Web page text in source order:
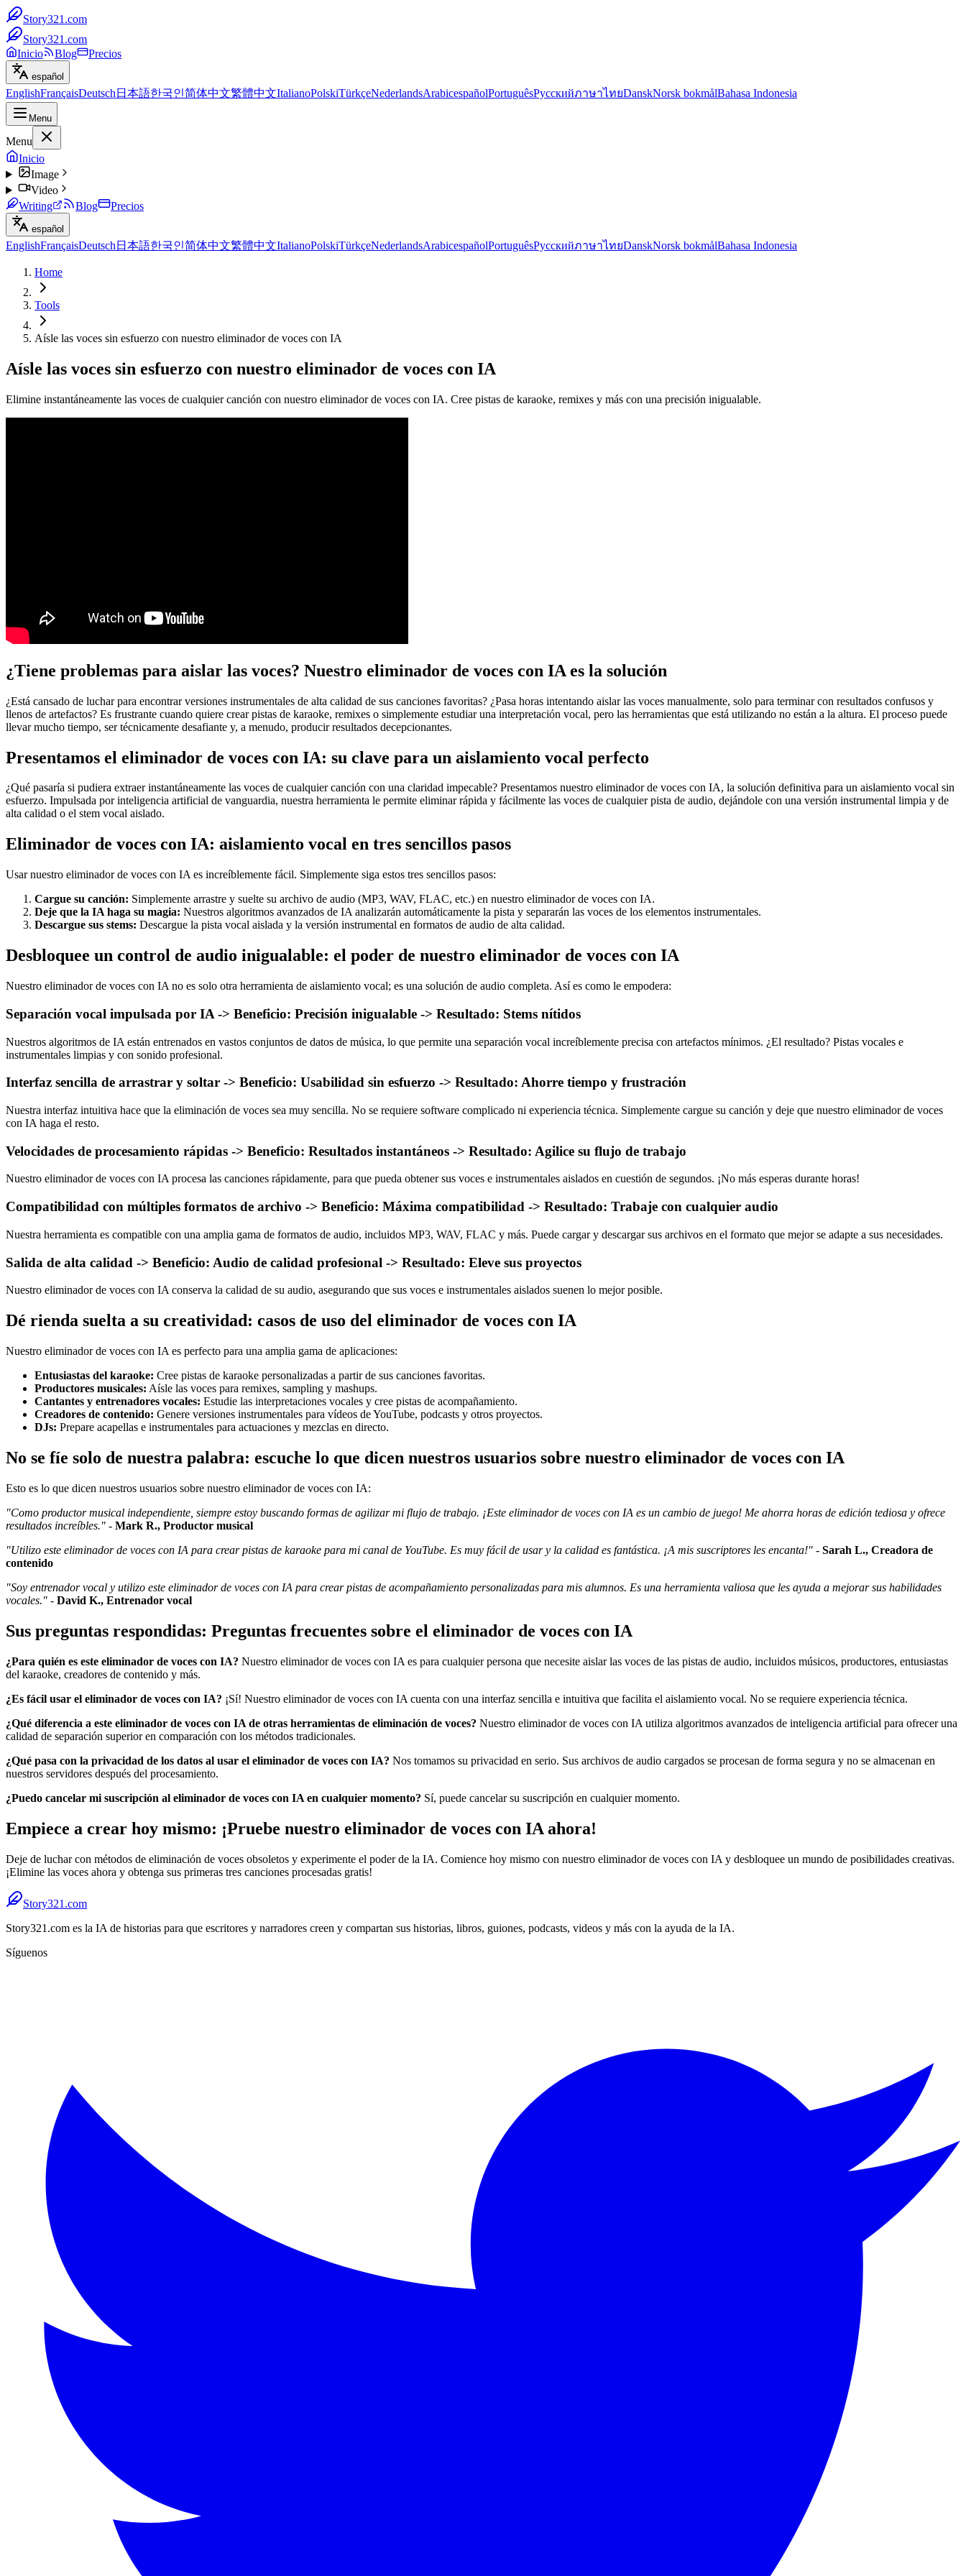
Story321.com
Story321.com
Inicio
Blog Precios
español
EnglishFrançaisDeutsch 日本語한국인简体中文繁體中文ItalianoPolskiTürkçeNederlandsArabicespañolPortuguêsРусскийภาษาไทยDanskNorsk bokmålBahasa Indonesia
Menu
Menu
Inicio
Image
Video
Writing
Blog Precios
español
EnglishFrançaisDeutsch 日本語한국인简体中文繁體中文ItalianoPolskiTürkçeNederlandsArabicespañolPortuguêsРусскийภาษาไทยDanskNorsk bokmålBahasa Indonesia
Home
Tools
Aísle las voces sin esfuerzo con nuestro eliminador de voces con IA
Aísle las voces sin esfuerzo con nuestro eliminador de voces con IA
Elimine instantáneamente las voces de cualquier canción con nuestro eliminador de voces con IA. Cree pistas de karaoke, remixes y más con una precisión inigualable.
¿Tiene problemas para aislar las voces? Nuestro eliminador de voces con IA es la solución
¿Está cansado de luchar para encontrar versiones instrumentales de alta calidad de sus canciones favoritas? ¿Pasa horas intentando aislar las voces manualmente, solo para terminar con resultados confusos y
llenos de artefactos? Es frustrante cuando quiere crear pistas de karaoke, remixes o simplemente estudiar una interpretación vocal, pero las herramientas que está utilizando no están a la altura. El proceso puede
llevar mucho tiempo, ser técnicamente desafiante y, a menudo, producir resultados decepcionantes.
Presentamos el eliminador de voces con IA: su clave para un aislamiento vocal perfecto
¿Qué pasaría si pudiera extraer instantáneamente las voces de cualquier canción con una claridad impecable? Presentamos nuestro eliminador de voces con IA, la solución definitiva para un aislamiento vocal sin
esfuerzo. Impulsada por inteligencia artificial de vanguardia, nuestra herramienta le permite eliminar rápida y fácilmente las voces de cualquier pista de audio, dejándole con una versión instrumental limpia y de
alta calidad o el stem vocal aislado.
Eliminador de voces con IA: aislamiento vocal en tres sencillos pasos
Usar nuestro eliminador de voces con IA es increíblemente fácil. Simplemente siga estos tres sencillos pasos:
Cargue su canción: Simplemente arrastre y suelte su archivo de audio (MP3, WAV, FLAC, etc.) en nuestro eliminador de voces con IA.
Deje que la IA haga su magia: Nuestros algoritmos avanzados de IA analizarán automáticamente la pista y separarán las voces de los elementos instrumentales.
Descargue sus stems: Descargue la pista vocal aislada y la versión instrumental en formatos de audio de alta calidad.
Desbloquee un control de audio inigualable: el poder de nuestro eliminador de voces con IA
Nuestro eliminador de voces con IA no es solo otra herramienta de aislamiento vocal; es una solución de audio completa. Así es como le empodera:
Separación vocal impulsada por IA -> Beneficio: Precisión inigualable -> Resultado: Stems nítidos
Nuestros algoritmos de IA están entrenados en vastos conjuntos de datos de música, lo que permite una separación vocal increíblemente precisa con artefactos mínimos. ¿El resultado? Pistas vocales e
instrumentales limpias y con sonido profesional.
Interfaz sencilla de arrastrar y soltar -> Beneficio: Usabilidad sin esfuerzo -> Resultado: Ahorre tiempo y frustración
Nuestra interfaz intuitiva hace que la eliminación de voces sea muy sencilla. No se requiere software complicado ni experiencia técnica. Simplemente cargue su canción y deje que nuestro eliminador de voces
con IA haga el resto.
Velocidades de procesamiento rápidas -> Beneficio: Resultados instantáneos -> Resultado: Agilice su flujo de trabajo
Nuestro eliminador de voces con IA procesa las canciones rápidamente, para que pueda obtener sus voces e instrumentales aislados en cuestión de segundos. ¡No más esperas durante horas!
Compatibilidad con múltiples formatos de archivo -> Beneficio: Máxima compatibilidad -> Resultado: Trabaje con cualquier audio
Nuestra herramienta es compatible con una amplia gama de formatos de audio, incluidos MP3, WAV, FLAC y más. Puede cargar y descargar sus archivos en el formato que mejor se adapte a sus necesidades.
Salida de alta calidad -> Beneficio: Audio de calidad profesional -> Resultado: Eleve sus proyectos
Nuestro eliminador de voces con IA conserva la calidad de su audio, asegurando que sus voces e instrumentales aislados suenen lo mejor posible.
Dé rienda suelta a su creatividad: casos de uso del eliminador de voces con IA
Nuestro eliminador de voces con IA es perfecto para una amplia gama de aplicaciones:
Entusiastas del karaoke: Cree pistas de karaoke personalizadas a partir de sus canciones favoritas.
Productores musicales: Aísle las voces para remixes, sampling y mashups.
Cantantes y entrenadores vocales: Estudie las interpretaciones vocales y cree pistas de acompañamiento.
Creadores de contenido: Genere versiones instrumentales para vídeos de YouTube, podcasts y otros proyectos.
DJs: Prepare acapellas e instrumentales para actuaciones y mezclas en directo.
No se fíe solo de nuestra palabra: escuche lo que dicen nuestros usuarios sobre nuestro eliminador de voces con IA
Esto es lo que dicen nuestros usuarios sobre nuestro eliminador de voces con IA:
"Como productor musical independiente, siempre estoy buscando formas de agilizar mi flujo de trabajo. ¡Este eliminador de voces con IA es un cambio de juego! Me ahorra horas de edición tediosa y ofrece
resultados increíbles." - Mark R., Productor musical
"Utilizo este eliminador de voces con IA para crear pistas de karaoke para mi canal de YouTube. Es muy fácil de usar y la calidad es fantástica. ¡A mis suscriptores les encanta!" - Sarah L., Creadora de
contenido
"Soy entrenador vocal y utilizo este eliminador de voces con IA para crear pistas de acompañamiento personalizadas para mis alumnos. Es una herramienta valiosa que les ayuda a mejorar sus habilidades
vocales." - David K., Entrenador vocal
Sus preguntas respondidas: Preguntas frecuentes sobre el eliminador de voces con IA
¿Para quién es este eliminador de voces con IA? Nuestro eliminador de voces con IA es para cualquier persona que necesite aislar las voces de las pistas de audio, incluidos músicos, productores, entusiastas
del karaoke, creadores de contenido y más.
¿Es fácil usar el eliminador de voces con IA? ¡Sí! Nuestro eliminador de voces con IA cuenta con una interfaz sencilla e intuitiva que facilita el aislamiento vocal. No se requiere experiencia técnica.
¿Qué diferencia a este eliminador de voces con IA de otras herramientas de eliminación de voces? Nuestro eliminador de voces con IA utiliza algoritmos avanzados de inteligencia artificial para ofrecer una
calidad de separación superior en comparación con los métodos tradicionales.
¿Qué pasa con la privacidad de los datos al usar el eliminador de voces con IA? Nos tomamos su privacidad en serio. Sus archivos de audio cargados se procesan de forma segura y no se almacenan en
nuestros servidores después del procesamiento.
¿Puedo cancelar mi suscripción al eliminador de voces con IA en cualquier momento? Sí, puede cancelar su suscripción en cualquier momento.
Empiece a crear hoy mismo: ¡Pruebe nuestro eliminador de voces con IA ahora!
Deje de luchar con métodos de eliminación de voces obsoletos y experimente el poder de la IA. Comience hoy mismo con nuestro eliminador de voces con IA y desbloquee un mundo de posibilidades creativas.
¡Elimine las voces ahora y obtenga sus primeras tres canciones procesadas gratis!
Story321.com
Story321.com es la IA de historias para que escritores y narradores creen y compartan sus historias, libros, guiones, podcasts, videos y más con la ayuda de la IA.
Síguenos